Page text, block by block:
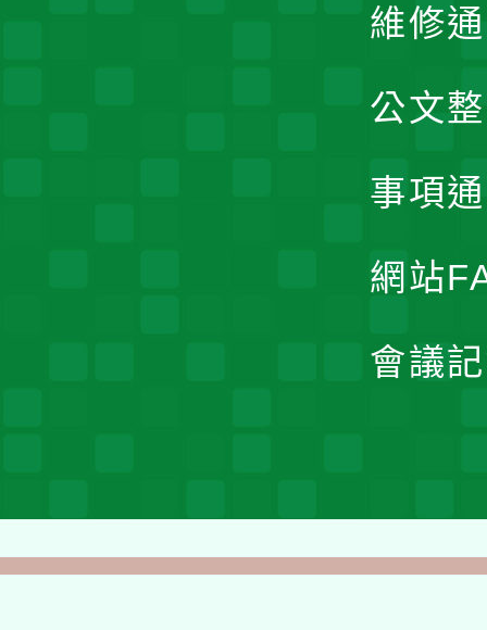
維修
公文
事項
網站
會議